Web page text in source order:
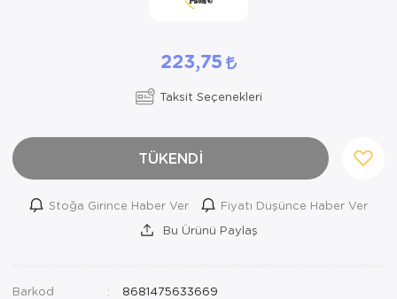
223,75
Taksit Seçenekleri
TÜKENDİ
Stoğa Girince Haber Ver
Fiyatı Düşünce Haber Ver
Bu Ürünü Paylaş
Barkod
8681475633669